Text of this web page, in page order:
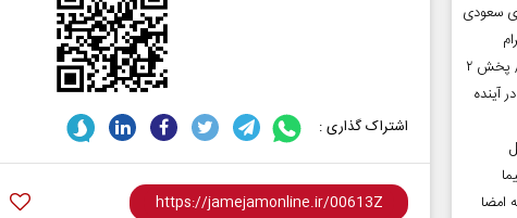
اشتراک گذاری :
سعودی
هنرمند منحصر‌به‌فردی را از دست دادیم/ پخش ۲
آینده
امضا